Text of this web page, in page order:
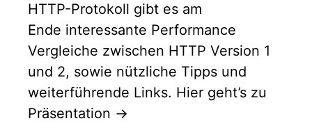
HTTP-Protokoll gibt es am
Ende interessante Performance
Vergleiche zwischen HTTP Version 1
und 2, sowie nützliche Tipps und
weiterführende Links. Hier geht’s zu
Präsentation ->